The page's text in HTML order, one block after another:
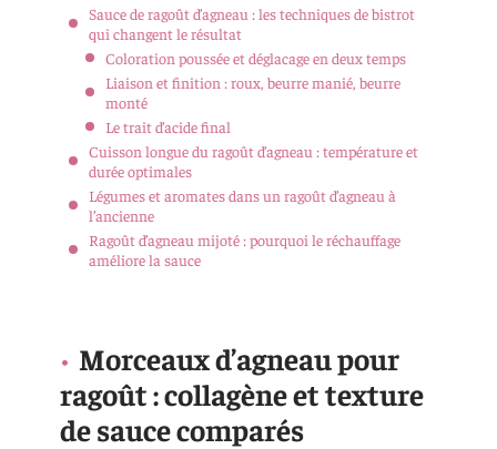
Sauce de ragoût d’agneau : les techniques de bistrot
qui changent le résultat
Coloration poussée et déglacage en deux temps
Liaison et finition : roux, beurre manié, beurre
monté
Le trait d’acide final
Cuisson longue du ragoût d’agneau : température et
durée optimales
Légumes et aromates dans un ragoût d’agneau à
l’ancienne
Ragoût d’agneau mijoté : pourquoi le réchauffage
améliore la sauce
Morceaux d’agneau pour
ragoût : collagène et texture
de sauce comparés